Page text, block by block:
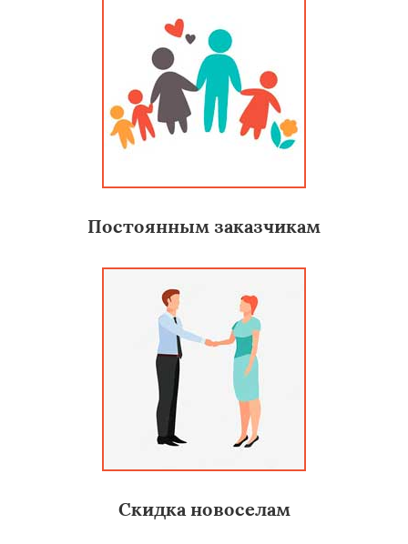
Постоянным заказчикам
Скидка новоселам